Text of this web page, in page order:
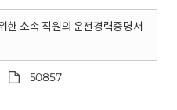
한 소속 직원의 운전경력증명서
50857